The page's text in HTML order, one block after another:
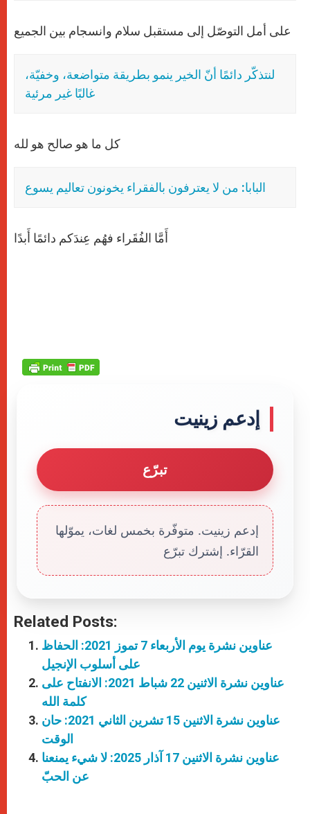
على أمل التوصّل إلى مستقبل سلام وانسجام بين الجميع
لنتذكّر دائمًا أنّ الخير ينمو بطريقة متواضعة، وخفيّة،
غالبًا غير مرئية
كل ما هو صالح هو لله
البابا: من لا يعترفون بالفقراء يخونون تعاليم يسوع
أَمَّا الفُقَراء فهُم عِندَكم دائمًا أَبدًا
إدعم زينيت
تبرّع
إدعم زينيت. متوفّرة بخمس لغات، يموّلها
القرّاء. إشترك تبرّع
Related Posts:
عناوين نشرة يوم الأربعاء 7 تموز 2021: الحفاظ
على أسلوب الإنجيل
عناوين نشرة الاثنين 22 شباط 2021: الانفتاح على
كلمة الله
عناوين نشرة الاثنين 15 تشرين الثاني 2021: حان
الوقت
عناوين نشرة الاثنين 17 آذار 2025: لا شيء يمنعنا
عن الحبّ